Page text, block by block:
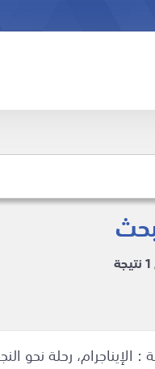
: الإيناجرام، رحلة